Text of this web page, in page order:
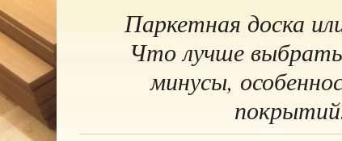
Паркетная доска
Что лучше
минусы,